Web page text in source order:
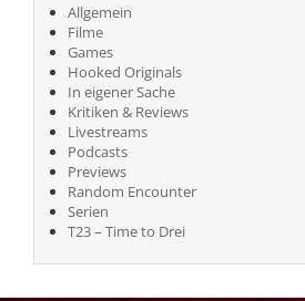
Allgemein
Filme
Games
Hooked Originals
In eigener Sache
Kritiken & Reviews
Livestreams
Podcasts
Previews
Random Encounter
Serien
T23 – Time to Drei